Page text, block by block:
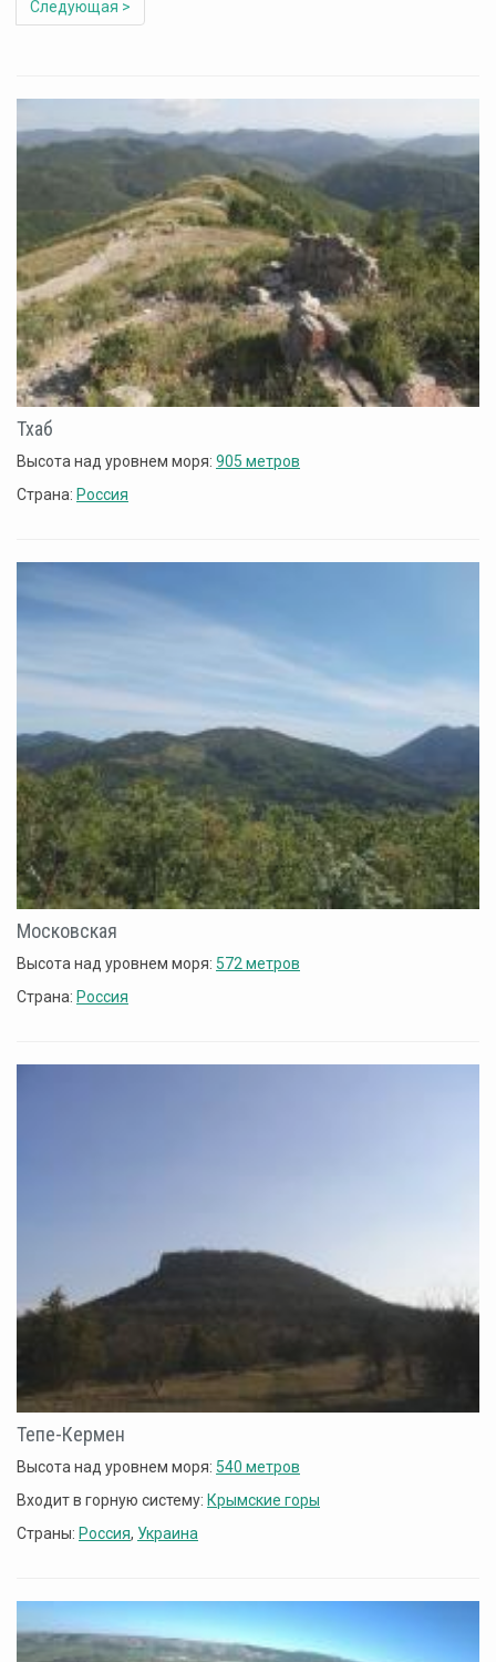
Следующая >
Тхаб
Высота над уровнем моря: 905 метров
Страна: Россия
Московская
Высота над уровнем моря: 572 метров
Страна: Россия
Тепе-Кермен
Высота над уровнем моря: 540 метров
Входит в горную систему: Крымские горы
Страны: Россия, Украина